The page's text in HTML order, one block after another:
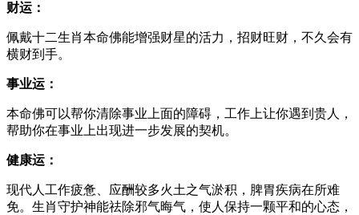
财运：
佩戴十二生肖本命佛能增强财星的活力，招财旺财，不久会有
横财到手。
事业运：
本命佛可以帮你清除事业上面的障碍，工作上让你遇到贵人，
帮助你在事业上出现进一步发展的契机。
健康运：
现代人工作疲惫、应酬较多火土之气淤积，脾胃疾病在所难
免。生肖守护神能祛除邪气晦气，使人保持一颗平和的心态，